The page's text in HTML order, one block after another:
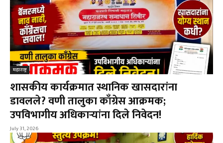
महाराष्ट्र
शासकीय कार्यक्रमात स्थानिक खासदारांना
डावलले? वणी तालुका काँग्रेस आक्रमक;
उपविभागीय अधिकाऱ्यांना दिले निवेदन!
July 31, 2026